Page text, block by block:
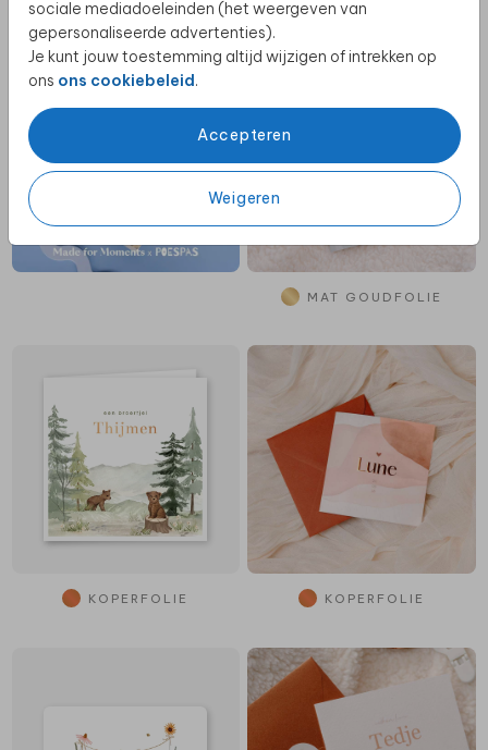
sociale mediadoeleinden (het weergeven van
gepersonaliseerde advertenties).
Je kunt jouw toestemming altijd wijzigen of intrekken op
ons ons cookiebeleid.
Accepteren
Weigeren
MAT GOUDFOLIE
KOPERFOLIE KOPERFOLIE